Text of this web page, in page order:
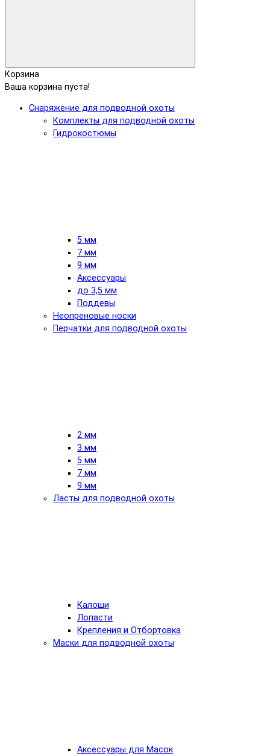
Корзина
Ваша корзина пуста!
Снаряжение для подводной охоты
Комплекты для подводной охоты
Гидрокостюмы
5 мм
7 мм
9 мм
Аксессуары
до 3,5 мм
Поддевы
Неопреновые носки
Перчатки для подводной охоты
2 мм
3 мм
5 мм
7 мм
9 мм
Ласты для подводной охоты
Калоши
Лопасти
Крепления и Отбортовка
Маски для подводной охоты
Аксессуары для Масок